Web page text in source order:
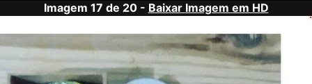
Imagem 17 de 20 - Baixar Imagem em HD